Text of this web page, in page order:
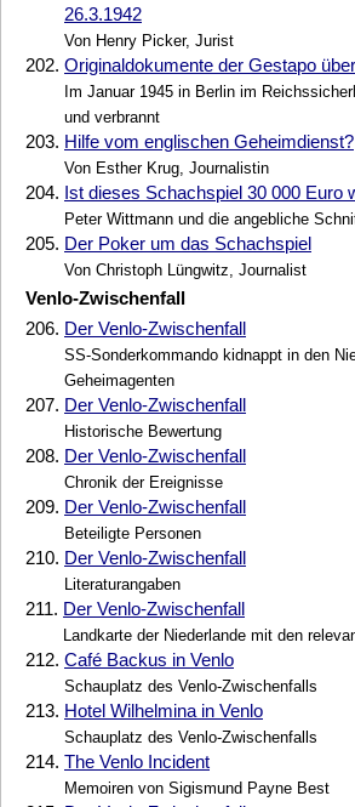
26.3.1942
Von Henry Picker, Jurist
202. Originaldokumente der Gestapo
Im Januar 1945 in Berlin im
und verbrannt
203. Hilfe vom englischen Geheimdienst?
Von Esther Krug, Journalistin
204. Ist dieses Schachspiel 30 000 Euro
Peter Wittmann und die angebliche
205. Der Poker um das Schachspiel
Von Christoph Lüngwitz, Journalist
Venlo-Zwischenfall
206. Der Venlo-Zwischenfall
SS-Sonderkommando kidnappt in den
Geheimagenten
207. Der Venlo-Zwischenfall
Historische Bewertung
208. Der Venlo-Zwischenfall
Chronik der Ereignisse
209. Der Venlo-Zwischenfall
Beteiligte Personen
210. Der Venlo-Zwischenfall
Literaturangaben
211. Der Venlo-Zwischenfall
Landkarte der Niederlande mit den
212. Café Backus in Venlo
Schauplatz des Venlo-Zwischenfalls
213. Hotel Wilhelmina in Venlo
Schauplatz des Venlo-Zwischenfalls
214. The Venlo Incident
Memoiren von Sigismund Payne Best